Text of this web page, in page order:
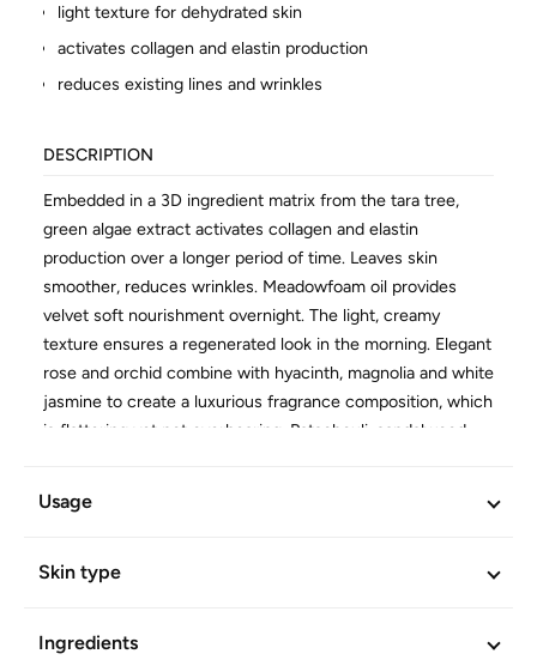
light texture for dehydrated skin
activates collagen and elastin production
reduces existing lines and wrinkles
DESCRIPTION
Embedded in a 3D ingredient matrix from the tara tree,
green algae extract activates collagen and elastin
production over a longer period of time. Leaves skin
smoother, reduces wrinkles. Meadowfoam oil provides
velvet soft nourishment overnight. The light, creamy
texture ensures a regenerated look in the morning. Elegant
rose and orchid combine with hyacinth, magnolia and white
jasmine to create a luxurious fragrance composition, which
is flattering yet not overbearing. Patschouli, sandalwood
mineral oil derivatives. Vegetarian.
ADDITIONAL INFORMATION
Usage
Skin type
Ingredients